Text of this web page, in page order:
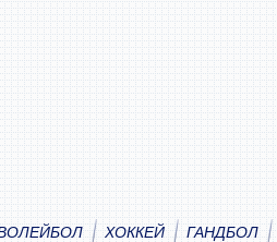
ХОККЕЙ ГАНДБОЛ